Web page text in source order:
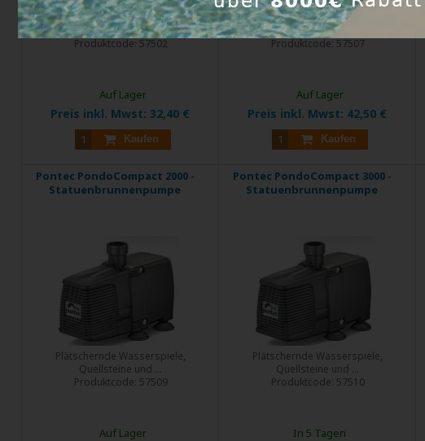
Pumpe mit Beleuchtung für
Springbrunnen ...
Produktcode: 57502
Preis inkl. Mwst: 32,40 €
Kaufen
Auf Lager
Plätschernde Wasserspiele,
Quellsteine und ...
Produktcode: 57507
Preis inkl. Mwst: 42,50 €
Kaufen
Auf Lager
Pontec PondoCompact 2000 -
Statuenbrunnenpumpe
Plätschernde Wasserspiele,
Quellsteine und ...
Produktcode: 57509
Auf Lager
Pontec PondoCompact 3000 -
Statuenbrunnenpumpe
Plätschernde Wasserspiele,
Quellsteine und ...
Produktcode: 57510
In 5 Tagen